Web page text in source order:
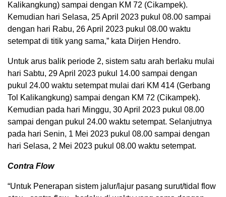
Kalikangkung) sampai dengan KM 72 (Cikampek).
Kemudian hari Selasa, 25 April 2023 pukul 08.00 sampai
dengan hari Rabu, 26 April 2023 pukul 08.00 waktu
setempat di titik yang sama,” kata Dirjen Hendro.
Untuk arus balik periode 2, sistem satu arah berlaku mulai
hari Sabtu, 29 April 2023 pukul 14.00 sampai dengan
pukul 24.00 waktu setempat mulai dari KM 414 (Gerbang
Tol Kalikangkung) sampai dengan KM 72 (Cikampek).
Kemudian pada hari Minggu, 30 April 2023 pukul 08.00
sampai dengan pukul 24.00 waktu setempat. Selanjutnya
pada hari Senin, 1 Mei 2023 pukul 08.00 sampai dengan
hari Selasa, 2 Mei 2023 pukul 08.00 waktu setempat.
Contra Flow
“Untuk Penerapan sistem jalur/lajur pasang surut/tidal flow